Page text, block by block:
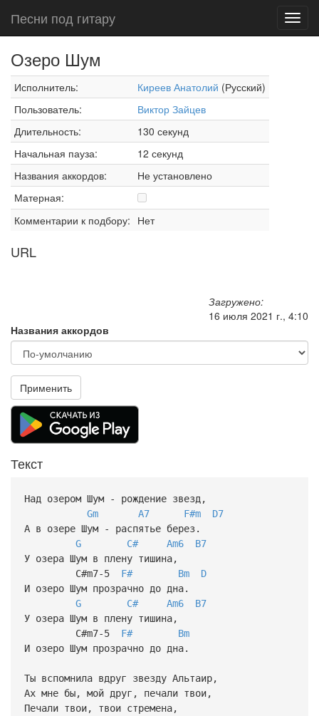
Песни под гитару
Озеро Шум
Исполнитель: Киреев Анатолий (Русский)
Пользователь:
Виктор Зайцев
Длительность:
130 секунд
Начальная пауза:
12 секунд
Названия аккордов:
Не установлено
Матерная:
Комментарии к подбору: Нет
URL
Загружено:
16 июля 2021 г., 4:10
Названия аккордов
Применить
Текст
Над озером Шум - рождение звезд,
Gm
A7 F#m
D7
А в озере Шум - распятье берез.
G
C# Am6
B7
У озера Шум в плену тишина,
C#m7-5 F# Bm
D
И озеро Шум прозрачно до дна.
G
C# Am6
B7
У озера Шум в плену тишина,
C#m7-5 F#
Bm
И озеро Шум прозрачно до дна.
Ты вспомнила вдруг звезду Альтаир,
Ах мне бы, мой друг, печали твои,
Печали твои, твои стремена,